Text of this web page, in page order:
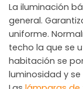
La iluminación
general.
uniforme.
techo la que se
habitación se
luminosidad y